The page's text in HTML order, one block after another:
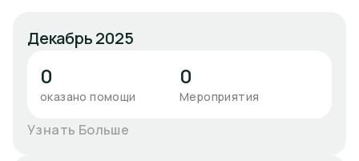
Декабрь 2025
0
оказано помощи
0
Мероприятия
Узнать Больше